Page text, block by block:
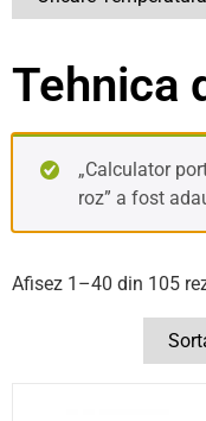
Tehnica
„Calculator
roz” a fost
Afisez 1–40 din 105